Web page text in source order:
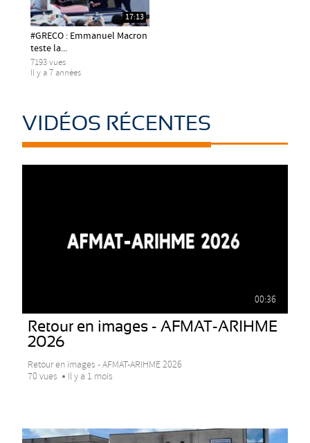
17:13
#GRECO : Emmanuel Macron
teste la...
7193 vues
Il y a 7 années
VIDÉOS RÉCENTES
00:36
Retour en images - AFMAT-ARIHME
2026
Retour en images - AFMAT-ARIHME 2026
70 vues
Il y a 1 mois